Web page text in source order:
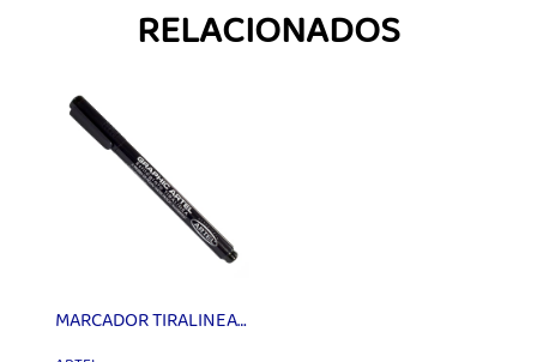
RELACIONADOS
MARCADOR TIRALINEAS 0.1MM NEGRO ARTEL